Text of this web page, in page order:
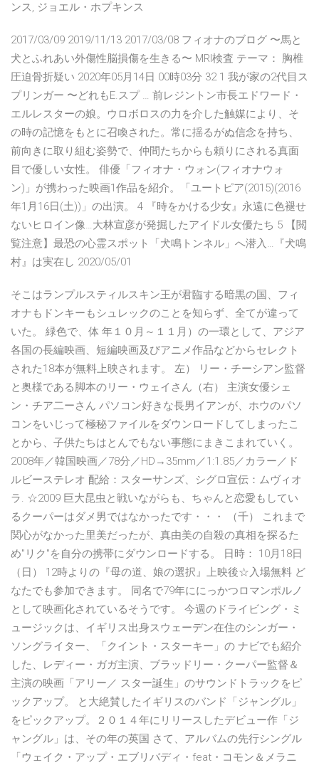
ンス, ジョエル・ホプキンス
2017/03/09 2019/11/13 2017/03/08 フィオナのブログ 〜馬と
犬とふれあい外傷性脳損傷を生きる〜 MRI検査 テーマ： 胸椎
圧迫骨折疑い 2020年05月14日 00時03分 32 1 我が家の2代目ス
プリンガー 〜どれもE.スプ … 前レジントン市長エドワード・
エルレスターの娘。ウロボロスの力を介した触媒により、そ
の時の記憶をもとに召喚された。常に揺るがぬ信念を持ち、
前向きに取り組む姿勢で、仲間たちからも頼りにされる真面
目で優しい女性。 俳優「フィオナ・ウォン(フィオナウォ
ン)」が携わった映画1作品を紹介。「ユートピア(2015)(2016
年1月16日(土))」の出演。 4 『時をかける少女』永遠に色褪せ
ないヒロイン像…大林宣彦が発掘したアイドル女優たち 5 【閲
覧注意】最恐の心霊スポット「犬鳴トンネル」へ潜入…『犬鳴
村』は実在し 2020/05/01
そこはランプルスティルスキン王が君臨する暗黒の国、フィ
オナもドンキーもシュレックのことを知らず、全てが違って
いた。 緑色で、体 年１０月～１１月）の一環として、アジア
各国の長編映画、短編映画及びアニメ作品などからセレクト
された18本が無料上映されます。 左） リー・チーシアン監督
と奥様である脚本のリー・ウェイさん（右） 主演女優シェ
ン・チア二ーさん パソコン好きな長男イアンが、ホウのパソ
コンをいじって極秘ファイルをダウンロードしてしまったこ
とから、子供たちはとんでもない事態にまきこまれていく。
2008年／韓国映画／78分／HD→35mm／1:1.85／カラー／ド
ルビーステレオ 配給：スターサンズ、シグロ宣伝：ムヴィオ
ラ. ☆2009 巨大昆虫と戦いながらも、ちゃんと恋愛もしてい
るクーパーはダメ男ではなかったです・・・ （千） これまで
関心がなかった里美だったが、真由美の自殺の真相を探るた
め"リク"を自分の携帯にダウンロードする。 日時： 10月18日
（日） 12時よりの『母の道、娘の選択』上映後☆入場無料 ど
なたでも参加できます。 同名で79年ににっかつロマンポルノ
として映画化されているそうです。 今週のドライビング・ミ
ュージックは、イギリス出身スウェーデン在住のシンガー・
ソングライター、「クイント・スターキー」の ナビでも紹介
した、レディー・ガガ主演、ブラッドリー・クーパー監督＆
主演の映画「アリー／ スター誕生」のサウンドトラックをピ
ックアップ。 と大絶賛したイギリスのバンド「ジャングル」
をピックアップ。２０１４年にリリースしたデビュー作「ジ
ャングル」は、その年の英国 さて、アルバムの先行シングル
「ウェイク・アップ・エブリバディ・feat・コモン＆メラニ